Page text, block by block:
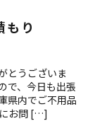
もり
とうございま
で、今日も出張
県内でご不用品
お問 […]